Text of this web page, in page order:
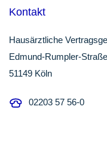
Kontakt
Hausärztliche
Edmund-Rumpler-
51149 Köln
02203 57 56-0